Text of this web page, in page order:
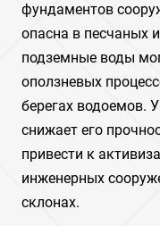
фундаментов
опасна в песчаных
подземные воды
оползневых
берегах водоемов.
снижает его
привести к
инженерных
склонах.